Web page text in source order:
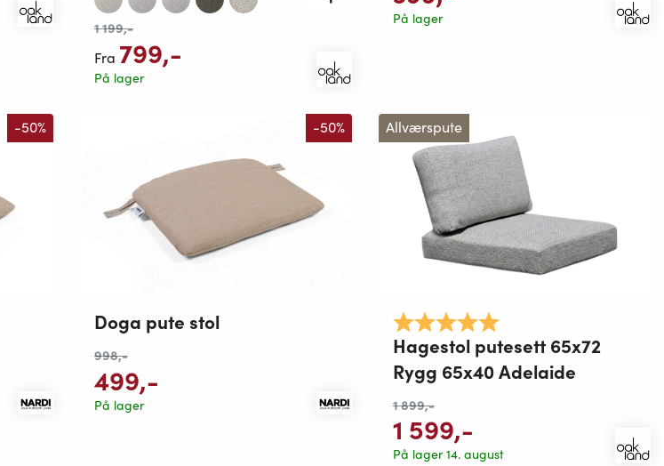
1 199,-
Fra 799,-
På lager
På lager
-50% -50%
Doga pute stol
998,-
499,-
På lager
Allværspute
Karakter:
Hagestol putesett 65x72
Rygg 65x40 Adelaide
1 899,-
1 599,-
På lager 14. august